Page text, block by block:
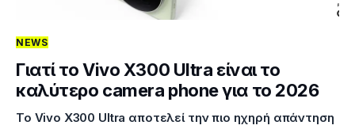
NEWS
Γιατί το Vivo X300 Ultra είναι το
καλύτερο camera phone για το 2026
Το Vivo X300 Ultra αποτελεί την πιο ηχηρή απάντηση